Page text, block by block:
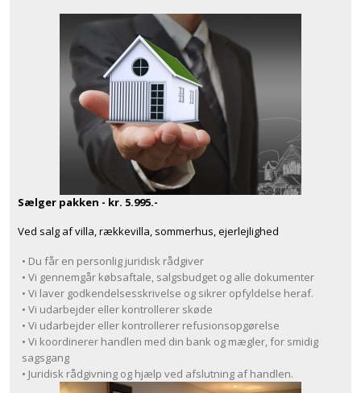
Sælger pakken - kr. 5.995.-
Ved salg af villa, rækkevilla, sommerhus, ejerlejlighed
• Du får en personlig juridisk rådgiver
• Vi gennemgår købsaftale, salgsbudget og alle dokumenter
• Vi laver godkendelsesskrivelse og sikrer opfyldelse heraf.
• Vi udarbejder eller kontrollerer skøde
• Vi udarbejder eller kontrollerer refusionsopgørelse
• Vi koordinerer handlen med din bank og mægler, for smidig
sagsgang
• Juridisk rådgivning og hjælp ved afslutning af handlen.